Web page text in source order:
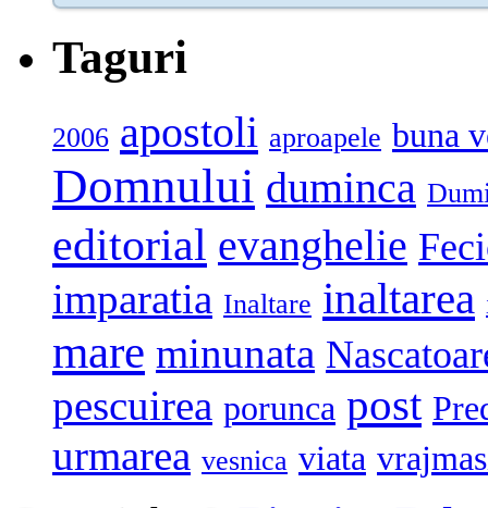
Taguri
2006 apostoli aproapele buna
Domnului duminca
editorial evanghelie
imparatia Inaltare inaltarea
mare minunata
pescuirea porunca post
urmarea vesnica viata